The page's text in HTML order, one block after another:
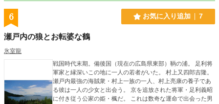
6 お気に入り追加 7
瀬戸内の狼とお転婆な鶴
氷室龍
戦国時代末期。備後国（現在の広島県東部）鞆の浦。 足利将
軍家と縁深いこの地に一人の若者がいた。 村上又四郎吉隆。
瀬戸内最強の海賊衆・村上一族の一人、村上亮康の養子であ
る彼は一人の少女と出会う。 京を追放された将軍・足利義昭
に付き従う公家の姫・楓だ。 これは数奇な運命で出会った男